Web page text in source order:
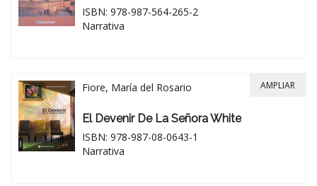
ISBN: 978-987-564-265-2
Narrativa
Fiore, María del Rosario
El Devenir De La Señora White
ISBN: 978-987-08-0643-1
Narrativa
AMPLIAR